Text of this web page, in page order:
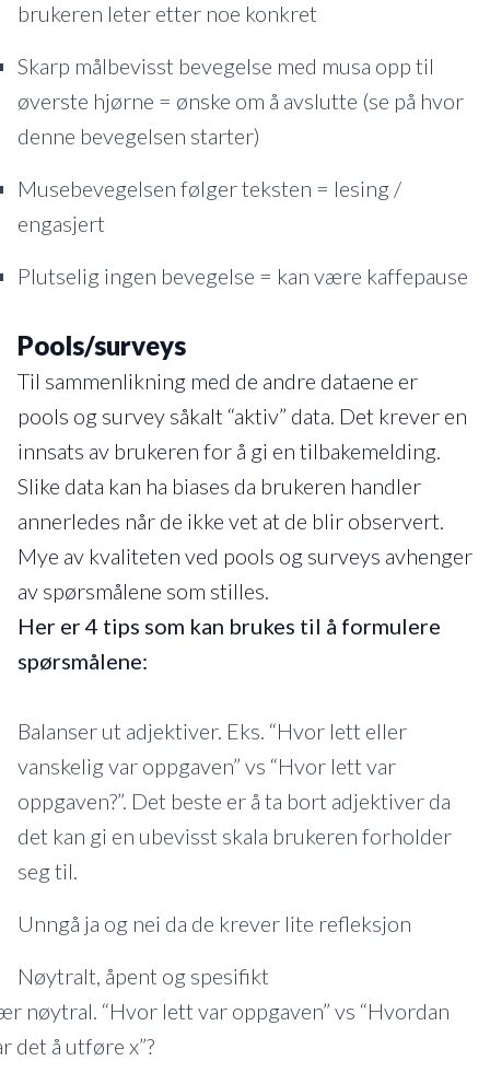
brukeren leter etter noe konkret
Skarp målbevisst bevegelse med musa opp til
øverste hjørne = ønske om å avslutte (se på hvor
denne bevegelsen starter)
Musebevegelsen følger teksten = lesing /
engasjert
Plutselig ingen bevegelse = kan være kaffepause
Pools/surveys
Til sammenlikning med de andre dataene er
pools og survey såkalt “aktiv” data. Det krever en
innsats av brukeren for å gi en tilbakemelding.
Slike data kan ha biases da brukeren handler
annerledes når de ikke vet at de blir observert.
Mye av kvaliteten ved pools og surveys avhenger
av spørsmålene som stilles.
Her er 4 tips som kan brukes til å formulere
spørsmålene:
Balanser ut adjektiver. Eks. “Hvor lett eller
vanskelig var oppgaven” vs “Hvor lett var
oppgaven?”. Det beste er å ta bort adjektiver da
det kan gi en ubevisst skala brukeren forholder
seg til.
Unngå ja og nei da de krever lite refleksjon
Nøytralt, åpent og spesifikt
nøytral. “Hvor lett var oppgaven” vs “Hvordan
det å utføre x”?